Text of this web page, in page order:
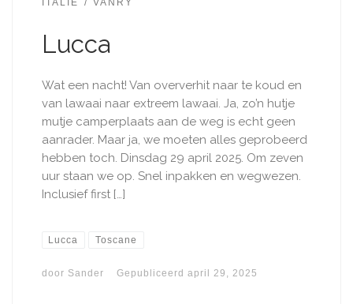
ITALIË VANRY
Lucca
Wat een nacht! Van oververhit naar te koud en
van lawaai naar extreem lawaai. Ja, zo’n hutje
mutje camperplaats aan de weg is echt geen
aanrader. Maar ja, we moeten alles geprobeerd
hebben toch. Dinsdag 29 april 2025. Om zeven
uur staan we op. Snel inpakken en wegwezen.
Inclusief first […]
Lucca Toscane
door Sander Gepubliceerd april 29, 2025